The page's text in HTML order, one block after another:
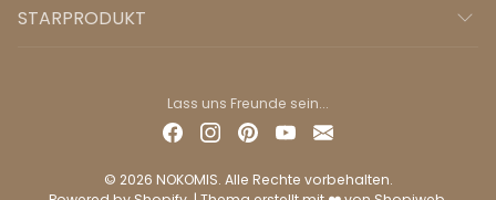
STARPRODUKT
Lass uns Freunde sein...
© 2026 NOKOMIS. Alle Rechte vorbehalten.